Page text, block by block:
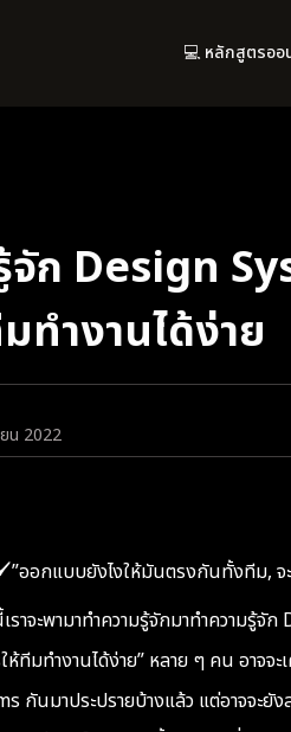
💻 หลักสูตรออ
จัก Design
ทำงานได้ง่าย
น 2022
ออกแบบยังไงให้มันตรงกันทั้งทีม,
าจะพามาทำความรู้จักมาทำความรู้จั
ห้ทีมทำงานได้ง่าย” หลาย ๆ คน อาจจ
กันมาประปรายบ้างแล้ว แต่อาจจะยั